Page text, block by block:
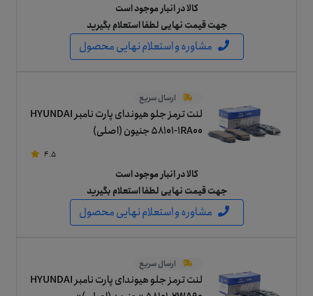
کالا در انبار موجود است
جهت قیمت نهایی لطفا استعلام بگیرید
مشاوره و استعلام نهایی محصول
ارسال سریع
لنت ترمز جلو هیوندای پارت نامبر HYUNDAI
58101-1RA00 جنیون (اصلی)
4.5
کالا در انبار موجود است
جهت قیمت نهایی لطفا استعلام بگیرید
مشاوره و استعلام نهایی محصول
ارسال سریع
لنت ترمز جلو هیوندای پارت نامبر HYUNDAI